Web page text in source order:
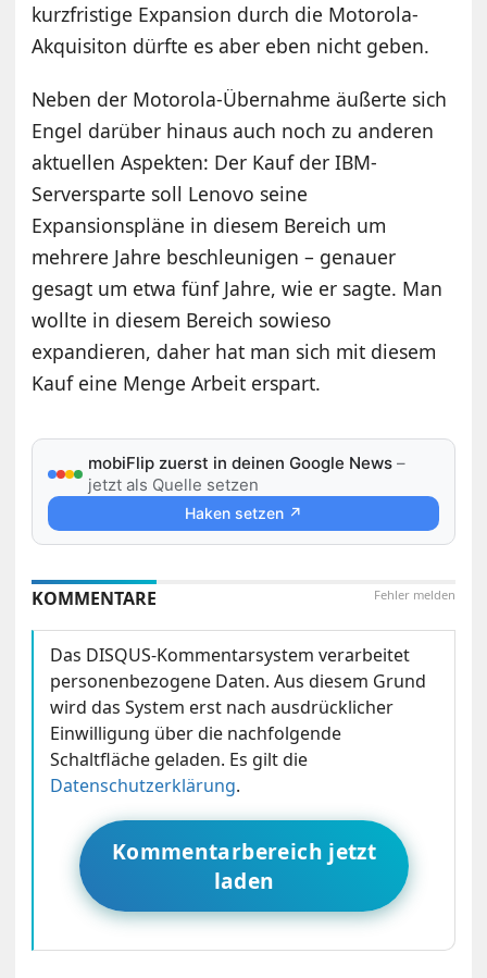
kurzfristige Expansion durch die Motorola-
Akquisiton dürfte es aber eben nicht geben.
Neben der Motorola-Übernahme äußerte sich
Engel darüber hinaus auch noch zu anderen
aktuellen Aspekten: Der Kauf der IBM-
Serversparte soll Lenovo seine
Expansionspläne in diesem Bereich um
mehrere Jahre beschleunigen – genauer
gesagt um etwa fünf Jahre, wie er sagte. Man
wollte in diesem Bereich sowieso
expandieren, daher hat man sich mit diesem
Kauf eine Menge Arbeit erspart.
mobiFlip zuerst in deinen Google News –
jetzt als Quelle setzen
Haken setzen ↗
Fehler melden
KOMMENTARE
Das DISQUS-Kommentarsystem verarbeitet
personenbezogene Daten. Aus diesem Grund
wird das System erst nach ausdrücklicher
Einwilligung über die nachfolgende
Schaltfläche geladen. Es gilt die
Datenschutzerklärung.
Kommentarbereich jetzt
laden